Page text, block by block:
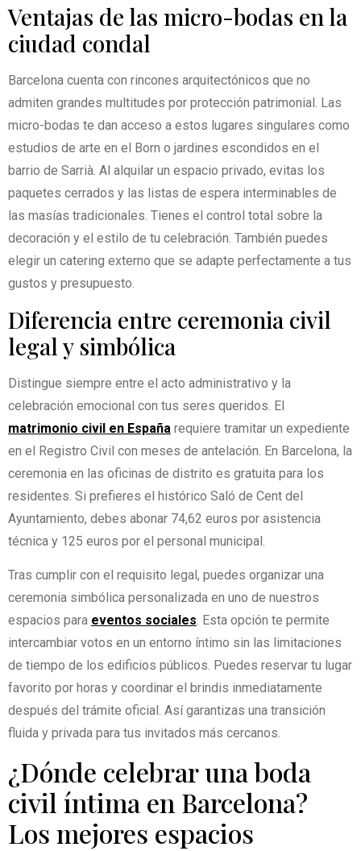
Ventajas de las micro-bodas en la
ciudad condal
Barcelona cuenta con rincones arquitectónicos que no
admiten grandes multitudes por protección patrimonial. Las
micro-bodas te dan acceso a estos lugares singulares como
estudios de arte en el Born o jardines escondidos en el
barrio de Sarrià. Al alquilar un espacio privado, evitas los
paquetes cerrados y las listas de espera interminables de
las masías tradicionales. Tienes el control total sobre la
decoración y el estilo de tu celebración. También puedes
elegir un catering externo que se adapte perfectamente a tus
gustos y presupuesto.
Diferencia entre ceremonia civil
legal y simbólica
Distingue siempre entre el acto administrativo y la
celebración emocional con tus seres queridos. El
matrimonio civil en España requiere tramitar un expediente
en el Registro Civil con meses de antelación. En Barcelona, la
ceremonia en las oficinas de distrito es gratuita para los
residentes. Si prefieres el histórico Saló de Cent del
Ayuntamiento, debes abonar 74,62 euros por asistencia
técnica y 125 euros por el personal municipal.
Tras cumplir con el requisito legal, puedes organizar una
ceremonia simbólica personalizada en uno de nuestros
espacios para eventos sociales. Esta opción te permite
intercambiar votos en un entorno íntimo sin las limitaciones
de tiempo de los edificios públicos. Puedes reservar tu lugar
favorito por horas y coordinar el brindis inmediatamente
después del trámite oficial. Así garantizas una transición
fluida y privada para tus invitados más cercanos.
¿Dónde celebrar una boda
civil íntima en Barcelona?
Los mejores espacios